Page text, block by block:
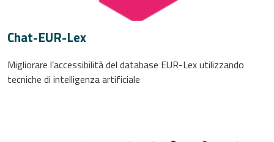
Chat-EUR-Lex
Migliorare l’accessibilità del database EUR-Lex utilizzando
tecniche di intelligenza artificiale